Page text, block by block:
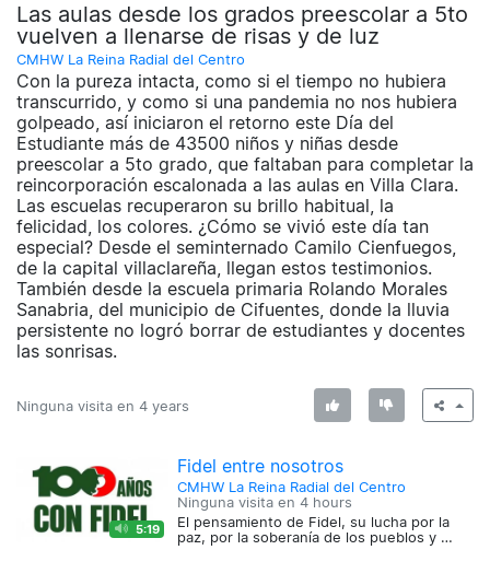
Las aulas desde los grados preescolar a 5to
vuelven a llenarse de risas y de luz
CMHW La Reina Radial del Centro
Con la pureza intacta, como si el tiempo no hubiera
transcurrido, y como si una pandemia no nos hubiera
golpeado, así iniciaron el retorno este Día del
Estudiante más de 43500 niños y niñas desde
preescolar a 5to grado, que faltaban para completar la
reincorporación escalonada a las aulas en Villa Clara.
Las escuelas recuperaron su brillo habitual, la
felicidad, los colores. ¿Cómo se vivió este día tan
especial? Desde el seminternado Camilo Cienfuegos,
de la capital villaclareña, llegan estos testimonios.
También desde la escuela primaria Rolando Morales
Sanabria, del municipio de Cifuentes, donde la lluvia
persistente no logró borrar de estudiantes y docentes
las sonrisas.
Ninguna visita en 4 years
5:19
Fidel entre nosotros
CMHW La Reina Radial del Centro
Ninguna visita en4 hours
El pensamiento de Fidel, su lucha por la
paz, por la soberanía de los pueblos y …